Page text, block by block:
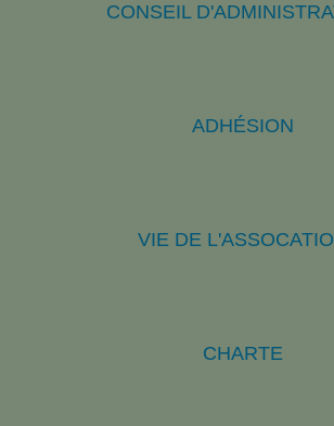
CONSEIL
ADHÉSION
VIE DE
CHARTE